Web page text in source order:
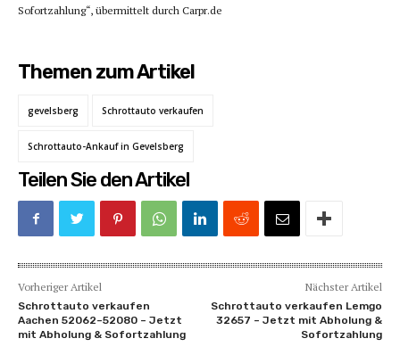
Sofortzahlung“, übermittelt durch Carpr.de
Themen zum Artikel
gevelsberg Schrottauto verkaufen
Schrottauto-Ankauf in Gevelsberg
Teilen Sie den Artikel
Vorheriger Artikel
Schrottauto verkaufen
Aachen 52062–52080 – Jetzt
mit Abholung & Sofortzahlung
Nächster Artikel
Schrottauto verkaufen Lemgo
32657 – Jetzt mit Abholung &
Sofortzahlung